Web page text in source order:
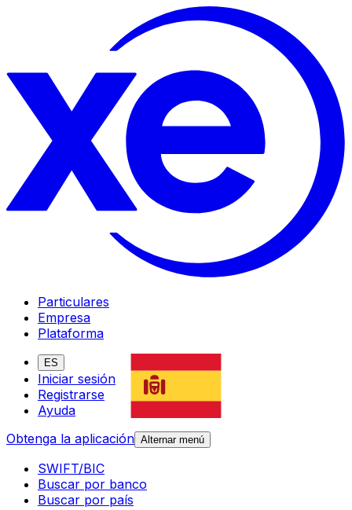
Particulares
Empresa
Plataforma
ES
Iniciar sesión
Registrarse
Ayuda
Obtenga la aplicación Alternar menú
SWIFT/BIC
Buscar por banco
Buscar por país